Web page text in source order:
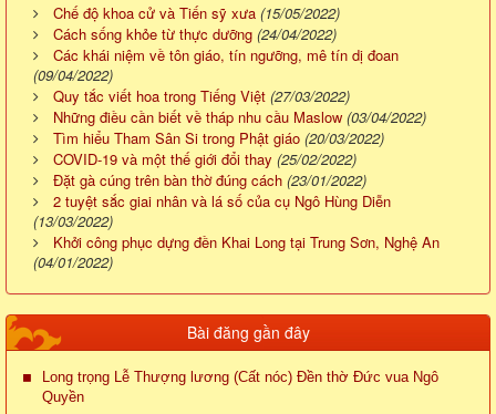
Chế độ khoa cử và Tiến sỹ xưa (15/05/2022)
Cách sống khỏe từ thực dưỡng (24/04/2022)
Các khái niệm về tôn giáo, tín ngưỡng, mê tín dị đoan
(09/04/2022)
Quy tắc viết hoa trong Tiếng Việt (27/03/2022)
Những điều cần biết về tháp nhu cầu Maslow (03/04/2022)
Tìm hiểu Tham Sân Si trong Phật giáo (20/03/2022)
COVID-19 và một thế giới đổi thay (25/02/2022)
Đặt gà cúng trên bàn thờ đúng cách (23/01/2022)
2 tuyệt sắc giai nhân và lá số của cụ Ngô Hùng Diễn
(13/03/2022)
Khởi công phục dựng đền Khai Long tại Trung Sơn, Nghệ An
(04/01/2022)
Bài đăng gần đây
Long trọng Lễ Thượng lương (Cất nóc) Đền thờ Đức vua Ngô
Quyền